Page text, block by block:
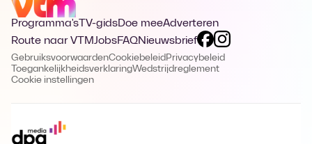
Programma's TV-gidsDoe meeAdverteren
Route naar VTMJobsFAQNieuwsbrief
GebruiksvoorwaardenCookiebeleid Privacybeleid
ToegankelijkheidsverklaringWedstrijdreglement
Cookie instellingen